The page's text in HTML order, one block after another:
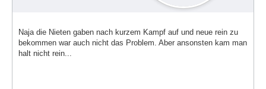
Naja die Nieten gaben nach kurzem Kampf auf und neue rein zu
bekommen war auch nicht das Problem. Aber ansonsten kam man
halt nicht rein...